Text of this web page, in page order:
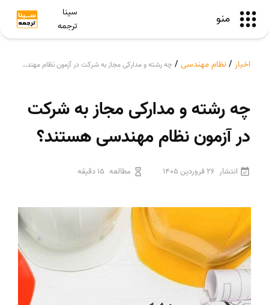
منو
سینا
ترجمه
اخبار /نظام مهندسی / چه رشته و مدارکی مجاز به شرکت در آزمون نظام مهندسی هستند؟
چه رشته و مدارکی مجاز به شرکت
در آزمون نظام مهندسی هستند؟
انتشار 26 فروردین 1405 مطالعه 15 دقیقه